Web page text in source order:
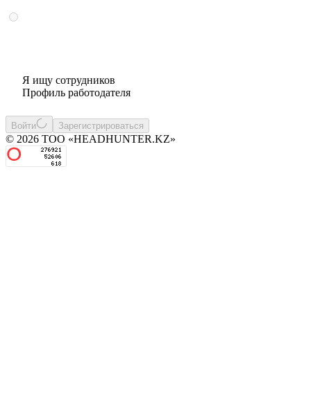
Я ищу сотрудников
Профиль работодателя
Войти Зарегистрироваться
© 2026 ТОО «HEADHUNTER.KZ»